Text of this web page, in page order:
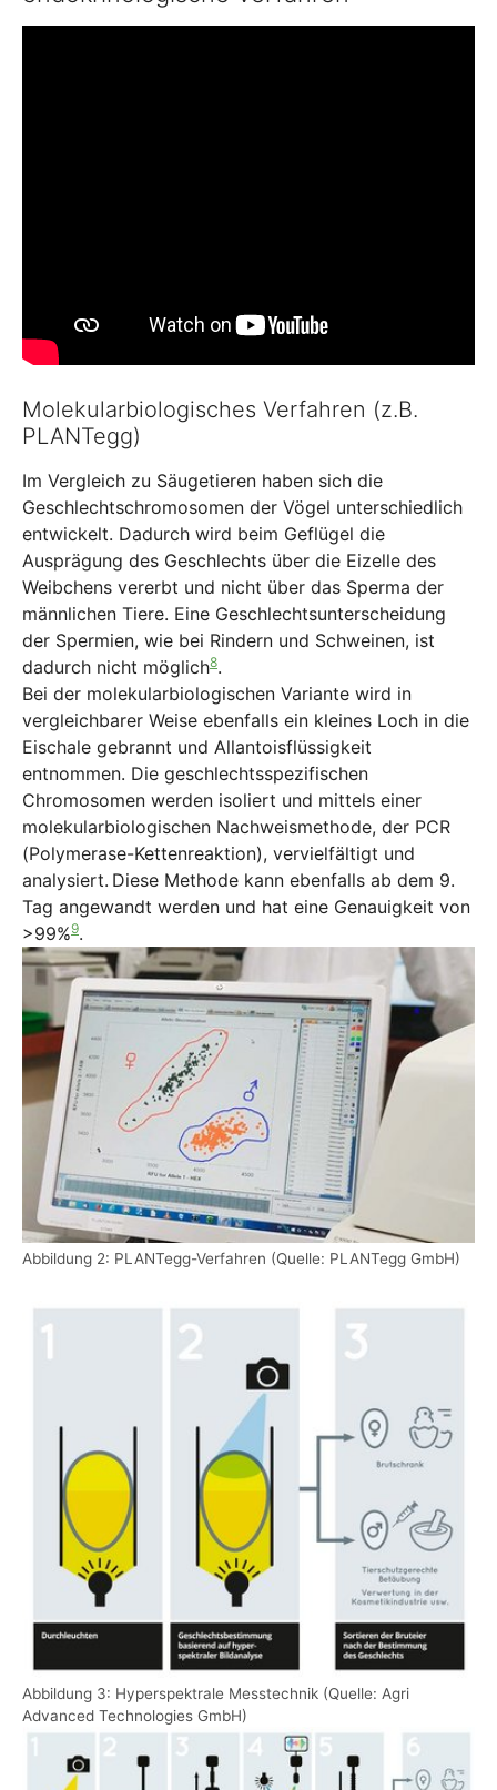
Show larger version
Abbildung 2: PLANTegg-Verfahren (Quelle: PLANTegg GmbH)
Molekularbiologisches Verfahren (z.B.
PLANTegg)
Im Vergleich zu Säugetieren haben sich die
Geschlechtschromosomen der Vögel unterschiedlich
entwickelt. Dadurch wird beim Geflügel die
Ausprägung des Geschlechts über die Eizelle des
Weibchens vererbt und nicht über das Sperma der
männlichen Tiere. Eine Geschlechtsunterscheidung
der Spermien, wie bei Rindern und Schweinen, ist
dadurch nicht möglich8.
Bei der molekularbiologischen Variante wird in
vergleichbarer Weise ebenfalls ein kleines Loch in die
Eischale gebrannt und Allantoisflüssigkeit
entnommen. Die geschlechtsspezifischen
Chromosomen werden isoliert und mittels einer
molekularbiologischen Nachweismethode, der PCR
(Polymerase-Kettenreaktion), vervielfältigt und
analysiert. Diese Methode kann ebenfalls ab dem 9.
Tag angewandt werden und hat eine Genauigkeit von
>99%9.
Show larger version
Abbildung 3: Hyperspektrale Messtechnik (Quelle: Agri
Advanced Technologies GmbH)
Show larger version